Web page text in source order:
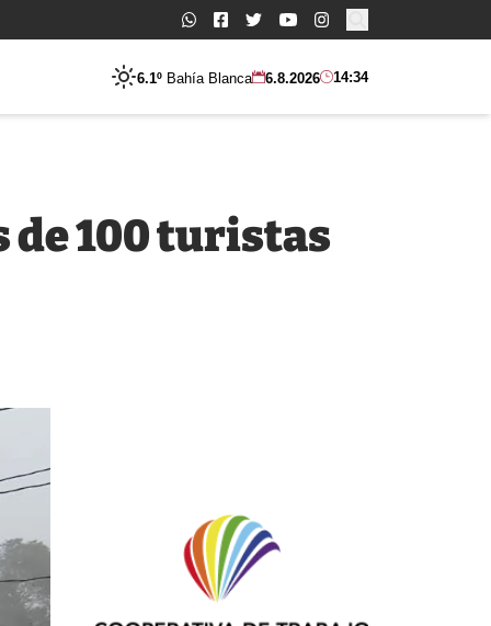
Buscar:
6.1º Bahía Blanca 6.8.2026 14:34
de 100 turistas